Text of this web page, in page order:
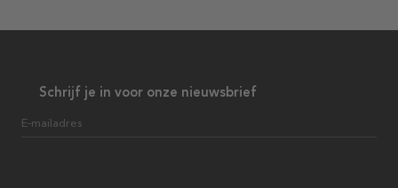
Schrijf je in voor onze nieuwsbrief
E-mailadres